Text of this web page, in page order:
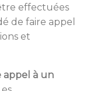
effectuées
de faire appel
et
appel à un